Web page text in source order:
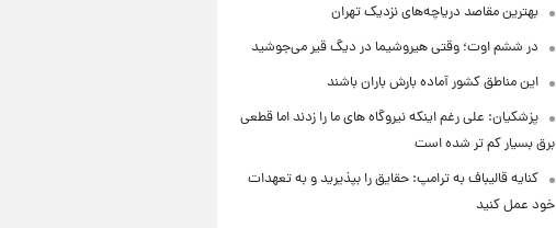
بهترین مقاصد دریاچه‌های نزدیک تهران
در ششم اوت؛ وقتی هیروشیما در دیگ قیر می‌جوشید
این مناطق کشور آماده بارش باران باشند
پزشکیان: علی رغم اینکه نیروگاه های ما را زدند اما قطعی
برق بسیار کم تر شده است
کنایه قالیباف به ترامپ: حقایق را بپذیرید و به تعهدات
خود عمل کنید